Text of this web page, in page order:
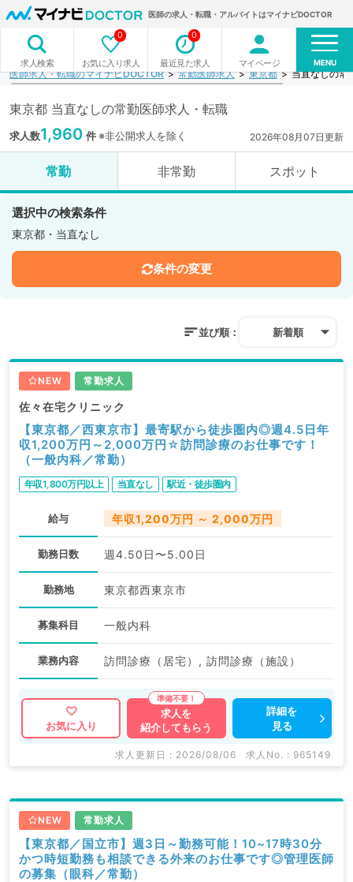
医師の求人・転職・アルバイトはマイナビDOCTOR
求人検索 お気に入り求人
0
最近見た求人
0
マイページ MENU
医師求人・転職のマイナビDOCTOR 常勤医師求人 東京都 当直なしの常
東京都 当直なしの常勤医師求人・転職
求人数1,960 件※非公開求人を除く 2026年08月07日更新
常勤 非常勤 スポット
選択中の検索条件
東京都・当直なし
条件の変更
並び順： 新着順
NEW 常勤求人
佐々在宅クリニック
【東京都／西東京市】最寄駅から徒歩圏内◎週4.5日年
収1,200万円～2,000万円☆訪問診療のお仕事です！
（一般内科／常勤）
年収1,800万円以上 当直なし 駅近・徒歩圏内
給与 年収1,200万円 ～ 2,000万円
勤務日数 週4.50日〜5.00日
勤務地 東京都西東京市
募集科目 一般内科
業務内容 訪問診療（居宅）, 訪問診療（施設）
お気に入り
求人を
紹介してもらう
詳細を
見る
求人更新日 : 2026/08/06 求人No. : 965149
NEW 常勤求人
【東京都／国立市】週3日～勤務可能！10~17時30分
かつ時短勤務も相談できる外来のお仕事です◎管理医師
の募集（眼科／常勤）